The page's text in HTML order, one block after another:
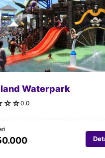
Waterpark
☆ ☆0.0